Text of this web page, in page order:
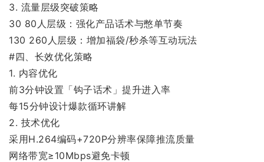
3. 流量层级突破策略
30 80人层级：强化产品话术与憋单节奏
130 260人层级：增加福袋/秒杀等互动玩法
#四、长效优化策略
1. 内容优化
前3分钟设置「钩子话术」提升进入率
每15分钟设计爆款循环讲解
2. 技术优化
采用H.264编码+720P分辨率保障推流质量
网络带宽≥10Mbps避免卡顿